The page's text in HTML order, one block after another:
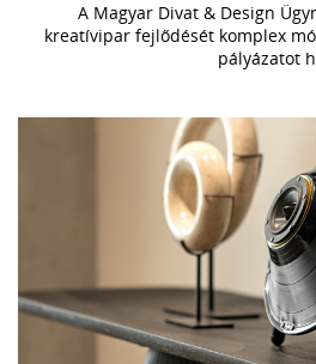
A Magyar Divat & Design
kreatívipar fejlődését komplex
pályázatot